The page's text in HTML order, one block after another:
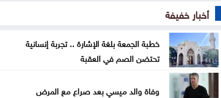
استحقاقات ثقيلة واختبار حقيقي للكفاءة والحوكمة
تركيا تطالب روسيا وأوكرانيا بتعليق الهجمات في البحر
الأسود
اتفاق مكة وإعادة تشكيل الأمن الإقليمي… لماذا تبحث
الدول العربية عن مظلات جديدة؟ وأين مصر؟
أخبار خفيفة
خطبة الجمعة بلغة الإشارة .. تجربة إنسانية
تحتضن الصم في العقبة
وفاة والد ميسي بعد صراع مع المرض